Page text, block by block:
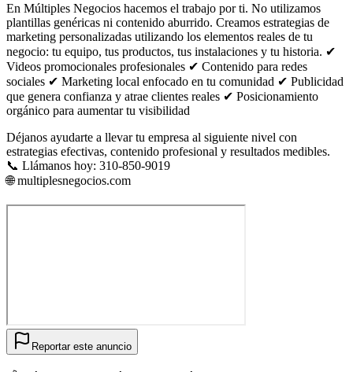
En Múltiples Negocios hacemos el trabajo por ti. No utilizamos
plantillas genéricas ni contenido aburrido. Creamos estrategias de
marketing personalizadas utilizando los elementos reales de tu
negocio: tu equipo, tus productos, tus instalaciones y tu historia. ✔
Videos promocionales profesionales ✔ Contenido para redes
sociales ✔ Marketing local enfocado en tu comunidad ✔ Publicidad
que genera confianza y atrae clientes reales ✔ Posicionamiento
orgánico para aumentar tu visibilidad
Déjanos ayudarte a llevar tu empresa al siguiente nivel con
estrategias efectivas, contenido profesional y resultados medibles.
📞 Llámanos hoy: 310-850-9019
🌐 multiplesnegocios.com
Reportar este anuncio